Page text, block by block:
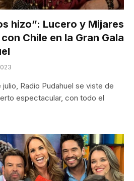
hizo”: Lucero y Mijares
Chile en la Gran Gala
Radio Pudahuel se viste de
espectacular, con todo el